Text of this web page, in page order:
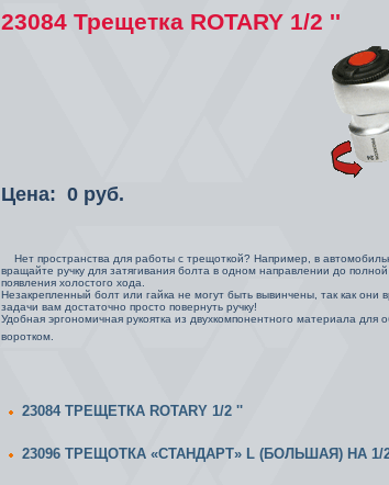
23084 Трещетка ROTARY 1/2 ''
Цена: 0 руб.
Нет пространства для работы с трещоткой? Например, в
вращайте ручку для затягивания болта в одном направлении до
появления холостого хода.
Незакрепленный болт или гайка не могут быть вывинчены, так как
задачи вам достаточно просто повернуть ручку!
Удобная эргономичная рукоятка из двухкомпонентного материала
воротком.
23084 ТРЕЩЕТКА ROTARY 1/2 ''
23096 ТРЕЩОТКА «СТАНДАРТ» L (БОЛЬШАЯ) НА 1/